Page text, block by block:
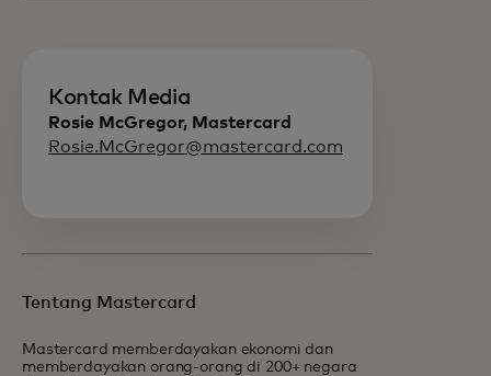
Kontak Media
Rosie McGregor, Mastercard
Rosie.McGregor@mastercard.com
Tentang Mastercard
Mastercard memberdayakan ekonomi dan
memberdayakan orang-orang di 200+ negara